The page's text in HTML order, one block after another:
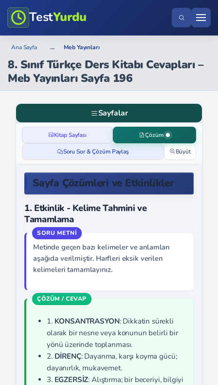
TestYurdu
Ana Sayfa › ... › Meb Yayınları
8. Sınıf Türkçe Ders Kitabı Cevapları –
Meb Yayınları Sayfa 196
Sayfalar
Kitap Sayfası Çözüm
Soru Sor & Çözüm Paylaş Büyüt
Sayfa Çözümleri ve Etkinlikler
1. Etkinlik - Kelime Tahmini ve
Tamamlama
Metinde geçen bazı kelimeler ve anlamları
aşağıda verilmiştir. Harfleri eksik verilen
kelimeleri tamamlayınız.
1. KONSANTRASYON: Dikkatin sürekli
olarak bir nesne veya konunun belirli bir
yönü üzerinde toplanması.
2. DİRENÇ: Dayanma, karşı koyma gücü;
dayanırlık, mukavemet.
3. EGZERSİZ: Alıştırma; bir beceriyi, bilgiyi